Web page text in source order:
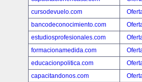
cursodevuelo.com
bancodeconocimiento.com
estudiosprofesionales.com
formacionamedida.com
educacionpolitica.com
capacitandonos.com